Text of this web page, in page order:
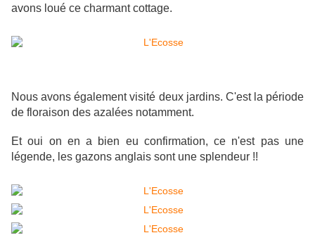
avons loué ce charmant cottage.
Nous avons également visité deux jardins. C'est la période
de floraison des azalées notamment.
Et oui on en a bien eu confirmation, ce n'est pas une
légende, les gazons anglais sont une splendeur !!